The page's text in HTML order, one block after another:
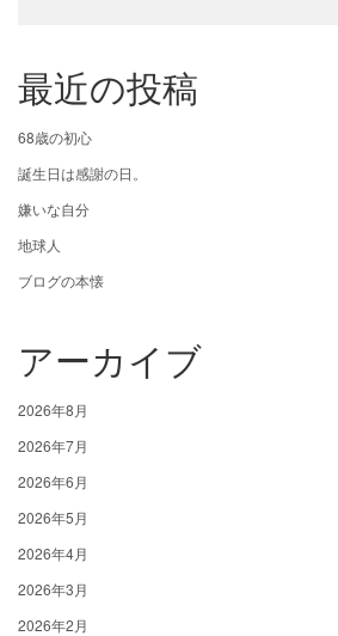
最近の投稿
68歳の初心
誕生日は感謝の日。
嫌いな自分
地球人
ブログの本懐
アーカイブ
2026年8月
2026年7月
2026年6月
2026年5月
2026年4月
2026年3月
2026年2月